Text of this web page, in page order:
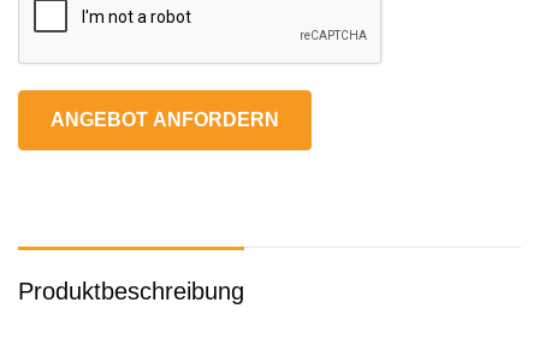
ANGEBOT ANFORDERN
Produktbeschreibung